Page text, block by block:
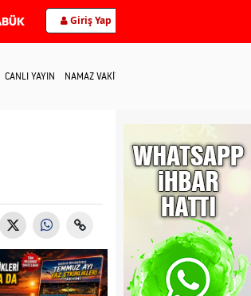
Giriş Yap
CANLI YAYIN NAMAZ VAKİTLERİ